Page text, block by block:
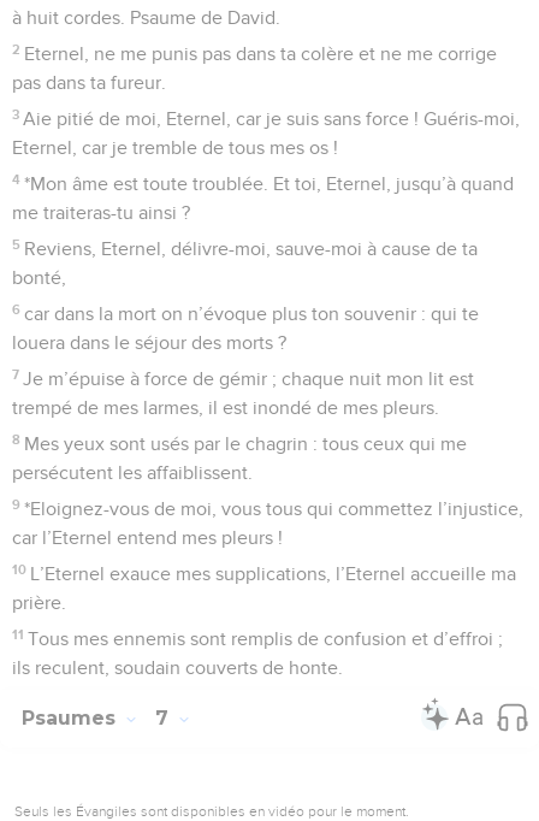
à huit cordes. Psaume de David.
2 Eternel, ne me punis pas dans ta colère et ne me corrige
pas dans ta fureur.
3 Aie pitié de moi, Eternel, car je suis sans force ! Guéris-moi,
Eternel, car je tremble de tous mes os !
4 *Mon âme est toute troublée. Et toi, Eternel, jusqu’à quand
me traiteras-tu ainsi ?
5 Reviens, Eternel, délivre-moi, sauve-moi à cause de ta
bonté,
6 car dans la mort on n’évoque plus ton souvenir : qui te
louera dans le séjour des morts ?
7 Je m’épuise à force de gémir ; chaque nuit mon lit est
trempé de mes larmes, il est inondé de mes pleurs.
8 Mes yeux sont usés par le chagrin : tous ceux qui me
persécutent les affaiblissent.
9 *Eloignez-vous de moi, vous tous qui commettez l’injustice,
car l’Eternel entend mes pleurs !
10 L’Eternel exauce mes supplications, l’Eternel accueille ma
prière.
11 Tous mes ennemis sont remplis de confusion et d’effroi ;
ils reculent, soudain couverts de honte.
Psaumes 7
Seuls les Évangiles sont disponibles en vidéo pour le moment.